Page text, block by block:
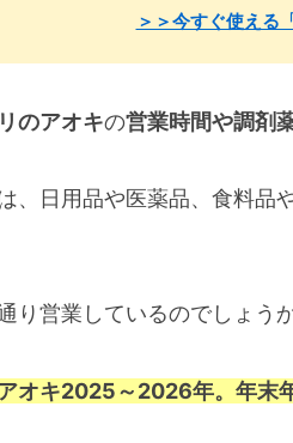
＞＞今すぐ使える
のアオキの営業時間や調剤
、日用品や医薬品、食料品
り営業しているのでしょう
オキ2025～2026年。年末